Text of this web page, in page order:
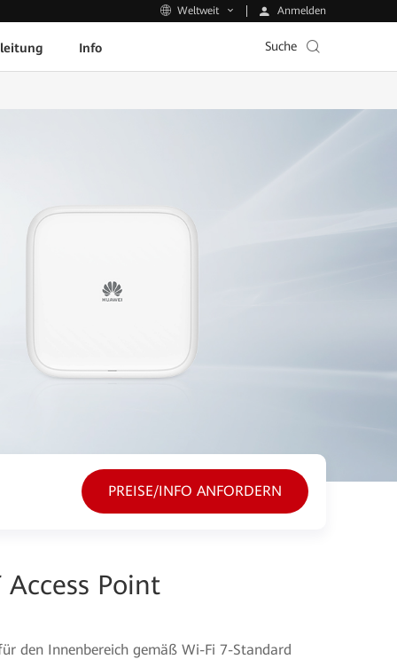
Weltweit Anmelden
Info Suche
PREISE/INFO ANFORDERN
Point
den Innenbereich gemäß Wi-Fi 7-Standard